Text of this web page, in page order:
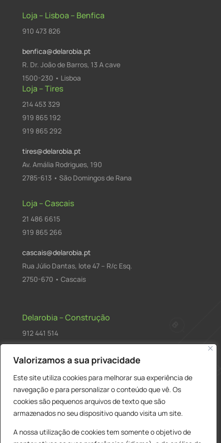
Valorizamos a sua privacidade
Este site utiliza cookies para melhorar sua experiência de
navegação e para personalizar o conteúdo que vê. Os
cookies são pequenos arquivos de texto que são
armazenados no seu dispositivo quando visita um site.
A nossa utilização de cookies tem somente o objetivo de
Loja – Lisboa – Benfica
910 473 826
benfica@delarobia.pt
R. Dr. João de Barros, 13 A cave
1500-230 • Lisboa
Loja – Tires
214 453 329
919 865 192
919 865 292
tires@delarobia.pt
Av. Amália Rodrigues, 190
2785-613 • São Domingos de Rana
Loja – Cascais
21 486 6615
919 865 266
cascais@delarobia.pt
Rua Júlio Dantas, lote 47 – R/c Esq.
2750-670 • Cascais
Delarobia – Construção
912 441 514
R. António Andrade, 1171
2820-287 • Charneca de Caparica
Products
search PESQUISAR